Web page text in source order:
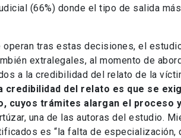
(66%) donde el tipo de salida
tras estas decisiones, el
extralegales, al momento de
a la credibilidad del relato de la
credibilidad del relato es que se
cuyos trámites alargan el proceso
una de las autoras del estudio.
es “la falta de especialización,